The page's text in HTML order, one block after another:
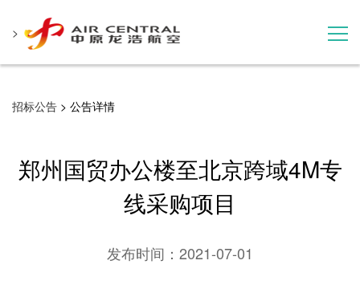
>
用户案例
招标公告 > 公告详情
郑州国贸办公楼至北京跨域4M专
线采购项目
发布时间： 2021-07-01